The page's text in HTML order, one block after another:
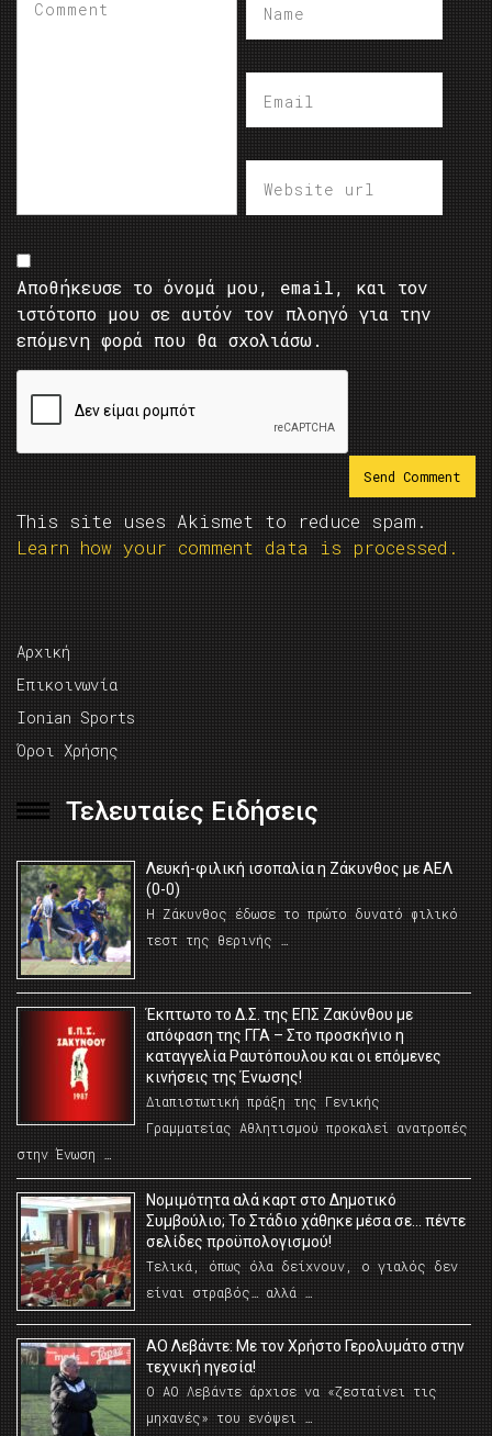
Αποθήκευσε το όνομά μου, email, και τον
ιστότοπο μου σε αυτόν τον πλοηγό για την
επόμενη φορά που θα σχολιάσω.
This site uses Akismet to reduce spam.
Learn how your comment data is processed.
Αρχική
Επικοινωνία
Ionian Sports
Όροι Χρήσης
Τελευταίες Ειδήσεις
Λευκή-φιλική ισοπαλία η Ζάκυνθος με ΑΕΛ
(0-0)
Η Ζάκυνθος έδωσε το πρώτο δυνατό φιλικό
τεστ της θερινής …
Έκπτωτο το Δ.Σ. της ΕΠΣ Ζακύνθου με
απόφαση της ΓΓΑ – Στο προσκήνιο η
καταγγελία Ραυτόπουλου και οι επόμενες
κινήσεις της Ένωσης!
Διαπιστωτική πράξη της Γενικής
Γραμματείας Αθλητισμού προκαλεί ανατροπές
στην Ένωση …
Νομιμότητα αλά καρτ στο Δημοτικό
Συμβούλιο; Το Στάδιο χάθηκε μέσα σε… πέντε
σελίδες προϋπολογισμού!
Τελικά, όπως όλα δείχνουν, ο γιαλός δεν
είναι στραβός… αλλά …
ΑΟ Λεβάντε: Με τον Χρήστο Γερολυμάτο στην
τεχνική ηγεσία!
Ο ΑΟ Λεβάντε άρχισε να «ζεσταίνει τις
μηχανές» του ενόψει …